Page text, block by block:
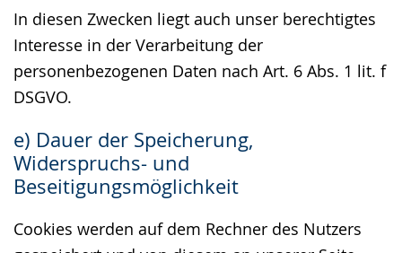
In diesen Zwecken liegt auch unser berechtigtes
Interesse in der Verarbeitung der
personenbezogenen Daten nach Art. 6 Abs. 1 lit. f
DSGVO.
e) Dauer der Speicherung,
Widerspruchs- und
Beseitigungsmöglichkeit
Cookies werden auf dem Rechner des Nutzers